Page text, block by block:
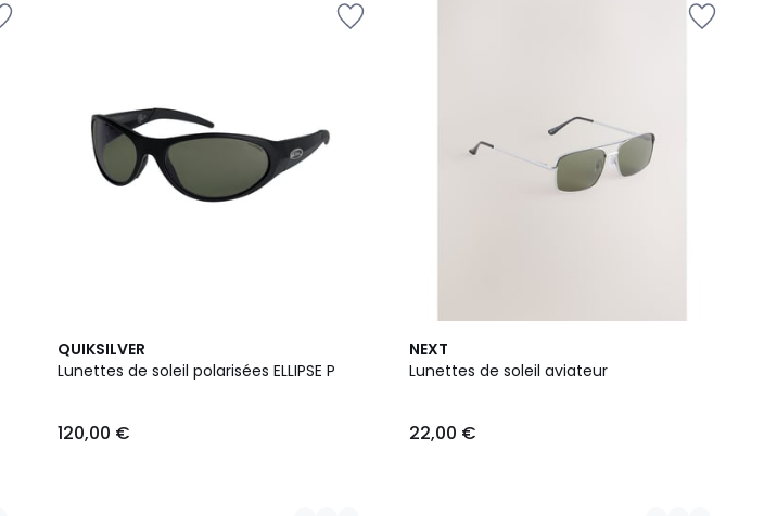
QUIKSILVER
Lunettes de soleil polarisées ELLIPSE P
120,00 €
2
Couleurs
NEXT
Lunettes de soleil aviateur
22,00 €
2
Couleurs